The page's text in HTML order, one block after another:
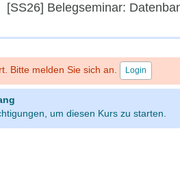
[SS26] Belegseminar:
Bitte melden Sie sich an. Login
um diesen Kurs zu starten.